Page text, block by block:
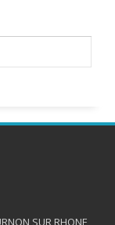
SUR RHONE